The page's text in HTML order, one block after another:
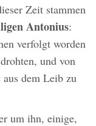
Zeit stammen
Antonius:
verfolgt worden
und von
dem Leib zu
um ihn, einige,